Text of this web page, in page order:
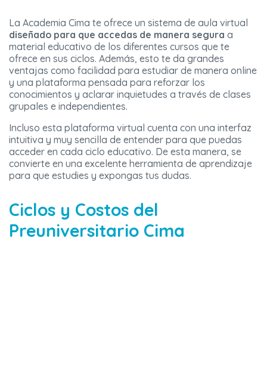
La Academia Cima te ofrece un sistema de aula virtual
diseñado para que accedas de manera segura a
material educativo de los diferentes cursos que te
ofrece en sus ciclos. Además, esto te da grandes
ventajas como facilidad para estudiar de manera online
y una plataforma pensada para reforzar los
conocimientos y aclarar inquietudes a través de clases
grupales e independientes.
Incluso esta plataforma virtual cuenta con una interfaz
intuitiva y muy sencilla de entender para que puedas
acceder en cada ciclo educativo. De esta manera, se
convierte en una excelente herramienta de aprendizaje
para que estudies y expongas tus dudas.
Ciclos y Costos del
Preuniversitario Cima